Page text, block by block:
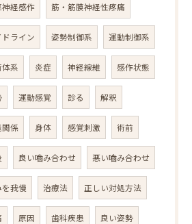
神経感作 筋・筋膜神経性疼痛
ドライン 姿勢制御系 運動制御系
系 炎症 神経線維 感作状態
運動感覚 診る 解釈
関係 身体 感覚刺激 術前
良い嚙み合わせ 悪い嚙み合わせ
我慢 治療法 正しい対処方法
原因 歯科疾患 良い姿勢